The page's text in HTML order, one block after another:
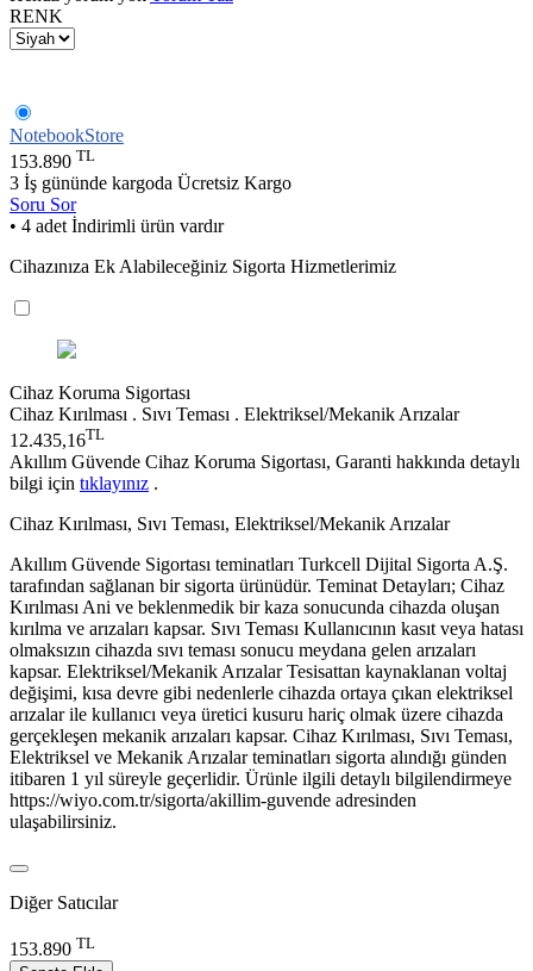
RENK
NotebookStore
153.890 TL
3 İş gününde kargoda Ücretsiz Kargo
Soru Sor
• 4 adet İndirimli ürün vardır
Cihazınıza Ek Alabileceğiniz Sigorta Hizmetlerimiz
Cihaz Koruma Sigortası
Cihaz Kırılması . Sıvı Teması . Elektriksel/Mekanik Arızalar
12.435,16TL
Akıllım Güvende Cihaz Koruma Sigortası, Garanti hakkında detaylı
bilgi için tıklayınız .
Cihaz Kırılması, Sıvı Teması, Elektriksel/Mekanik Arızalar
Akıllım Güvende Sigortası teminatları Turkcell Dijital Sigorta A.Ş.
tarafından sağlanan bir sigorta ürünüdür. Teminat Detayları; Cihaz
Kırılması Ani ve beklenmedik bir kaza sonucunda cihazda oluşan
kırılma ve arızaları kapsar. Sıvı Teması Kullanıcının kasıt veya hatası
olmaksızın cihazda sıvı teması sonucu meydana gelen arızaları
kapsar. Elektriksel/Mekanik Arızalar Tesisattan kaynaklanan voltaj
değişimi, kısa devre gibi nedenlerle cihazda ortaya çıkan elektriksel
arızalar ile kullanıcı veya üretici kusuru hariç olmak üzere cihazda
gerçekleşen mekanik arızaları kapsar. Cihaz Kırılması, Sıvı Teması,
Elektriksel ve Mekanik Arızalar teminatları sigorta alındığı günden
itibaren 1 yıl süreyle geçerlidir. Ürünle ilgili detaylı bilgilendirmeye
https://wiyo.com.tr/sigorta/akillim-guvende adresinden
ulaşabilirsiniz.
Diğer Satıcılar
153.890 TL